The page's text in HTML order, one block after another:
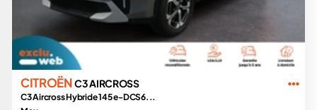
CITROËNC3 AIRCROSS
C3 Aircross Hybride 145 e-DCS6...